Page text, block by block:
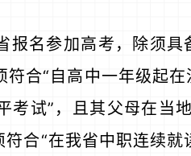
报名参加高考，除须
合“自高中一年级起
试”，且其父母在当
合“在我省中职连续